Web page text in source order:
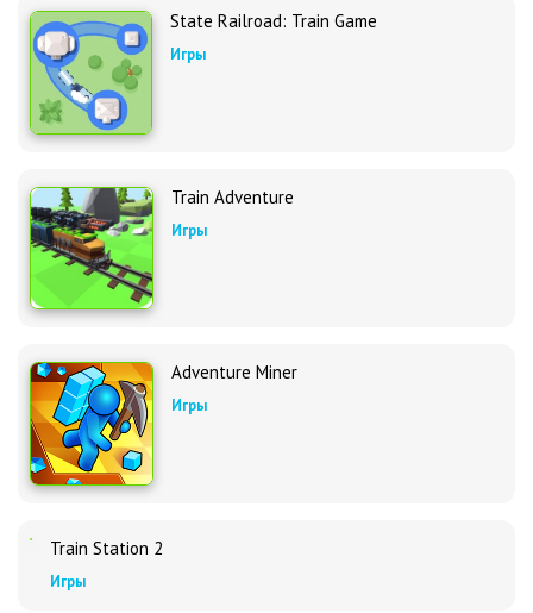
State Railroad: Train Game
Игры
Train Adventure
Игры
Adventure Miner
Игры
Train Station 2
Игры